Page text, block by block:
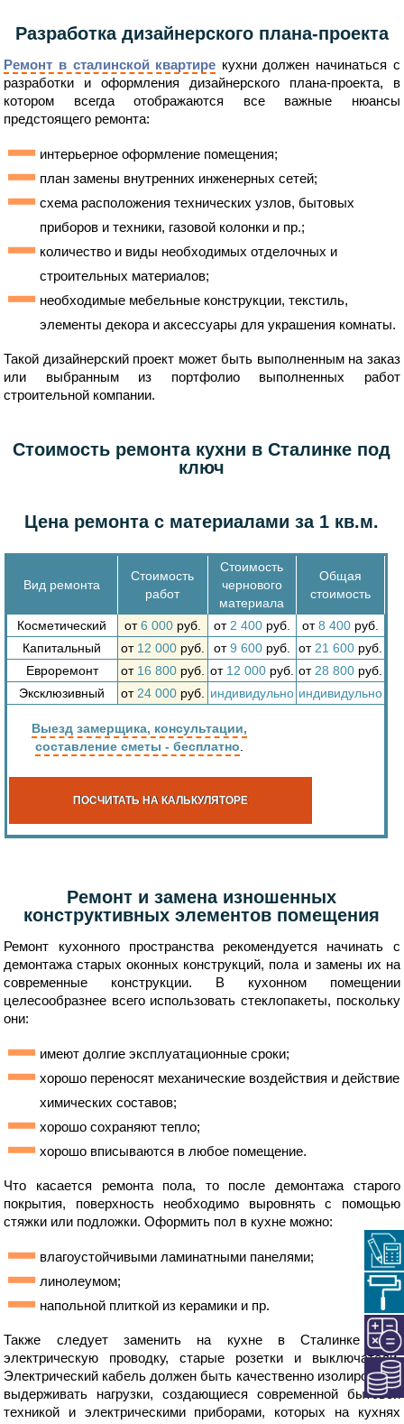
Разработка дизайнерского плана-проекта
Ремонт в сталинской квартире кухни должен начинаться с
разработки и оформления дизайнерского плана-проекта, в
котором всегда отображаются все важные нюансы
предстоящего ремонта:
интерьерное оформление помещения;
план замены внутренних инженерных сетей;
схема расположения технических узлов, бытовых
приборов и техники, газовой колонки и пр.;
количество и виды необходимых отделочных и
строительных материалов;
необходимые мебельные конструкции, текстиль,
элементы декора и аксессуары для украшения комнаты.
Такой дизайнерский проект может быть выполненным на заказ
или выбранным из портфолио выполненных работ
строительной компании.
Стоимость ремонта кухни в Сталинке под
ключ
Цена ремонта с материалами за 1 кв.м.
Вид ремонта
Стоимость
работ
Стоимость
чернового
материала
Общая
стоимость
Косметический от6 000руб. от 2 400руб. от8 400руб.
Капитальный
от 12 000руб. от9 600руб. от 21 600руб.
Евроремонт
от 16 800руб. от 12 000руб. от 28 800руб.
Эксклюзивный
от 24 000руб. индивидульно индивидульно
Выезд замерщика, консультации,
составление сметы - бесплатно
ПОСЧИТАТЬ НА КАЛЬКУЛЯТОРЕ
Ремонт и замена изношенных
конструктивных элементов помещения
Ремонт кухонного пространства рекомендуется начинать с
демонтажа старых оконных конструкций, пола и замены их на
современные конструкции. В кухонном помещении
целесообразнее всего использовать стеклопакеты, поскольку
они:
имеют долгие эксплуатационные сроки;
хорошо переносят механические воздействия и действие
химических составов;
хорошо сохраняют тепло;
хорошо вписываются в любое помещение.
Что касается ремонта пола, то после демонтажа старого
покрытия, поверхность необходимо выровнять с помощью
стяжки или подложки. Оформить пол в кухне можно:
влагоустойчивыми ламинатными панелями;
линолеумом;
напольной плиткой из керамики и пр.
Также следует заменить на кухне в Сталинке всю
электрическую проводку, старые розетки и выключатели.
Электрический кабель должен быть качественно изолирован и
выдерживать нагрузки, создающиеся современной бытовой
техникой и электрическими приборами, которых на кухнях